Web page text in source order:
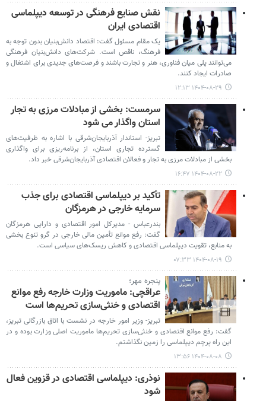
نقش صنایع فرهنگی در توسعه دیپلماسی
اقتصادی ایران
یک مقام مسئول گفت: اقتصاد دانش‌بنیان بدون توجه به
فرهنگ، ناقص است. شرکت‌های دانش‌بنیان فرهنگی
می‌توانند پلی میان فناوری، هنر و تجارت باشند و فرصت‌های جدیدی برای اشتغال و
صادرات ایجاد کنند.
۱۴۰۴-۰۸-۲۹ ۱۲:۱۳
سرمست: بخشی از مبادلات مرزی به تجار
استان واگذار می‌ شود
تبریز- استاندار آذربایجان‌شرقی با اشاره به ظرفیت‌های
گسترده تجاری استان، از برنامه‌ریزی برای واگذاری
بخشی از مبادلات مرزی به تجار و فعالان اقتصادی آذربایجان‌شرقی خبر داد.
۱۴۰۴-۰۸-۲۲ ۱۶:۴۷
تأکید بر دیپلماسی اقتصادی برای جذب
سرمایه خارجی در هرمزگان
بندرعباس - مدیرکل امور اقتصادی و دارایی هرمزگان
گفت: رفع موانع تأمین مالی خارجی در گرو تنوع‌ بخشی
به منابع، تقویت دیپلماسی اقتصادی و کاهش ریسک‌های سیاسی است.
۱۴۰۴-۰۸-۱۹ ۰۷:۳۳
پنجره مهر؛
عراقچی: ماموریت وزارت خارجه رفع موانع
اقتصادی و خنثی‌سازی تحریم‌ها است
تبریز- وزیر امور خارجه در نشست با اتاق بازرگانی تبریز،
گفت: رفع موانع اقتصادی و خنثی‌سازی تحریم‌ها ماموریت اصلی وزارت بوده و در
این راه پرچم دیپلماسی را زمین نگذاشتم.
۱۴۰۴-۰۸-۰۸ ۱۳:۵۶
نوذری: دیپلماسی اقتصادی در قزوین فعال
شود